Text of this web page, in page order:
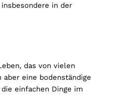
in der
das von vielen
eine bodenständige
einfachen Dinge im